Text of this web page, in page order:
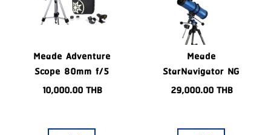
Meade Adventure
Scope 80mm f/5
10,000.00 THB
Meade
StarNavigator NG
114mm f/8.8 GoTo
29,000.00 THB